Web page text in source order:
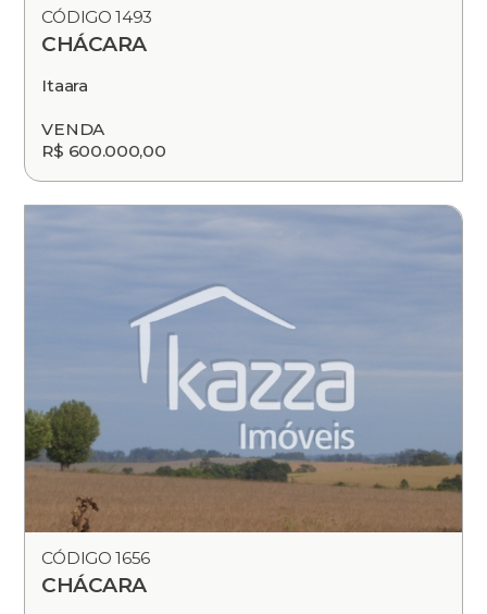
CÓDIGO 1493
CHÁCARA
Itaara
VENDA
R$ 600.000,00
CÓDIGO 1656
CHÁCARA